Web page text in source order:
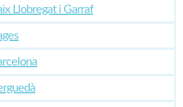
Llobregat i Garraf